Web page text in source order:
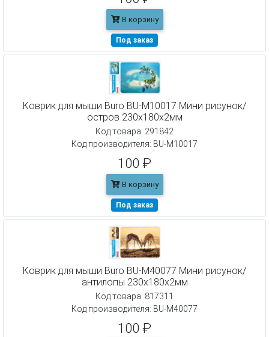
В корзину
Под заказ
Коврик для мыши Buro BU-M10017 Мини рисунок/
остров 230x180x2мм
Код товара: 291842
Код производителя: BU-M10017
100 ₽
В корзину
Под заказ
Коврик для мыши Buro BU-M40077 Мини рисунок/
антилопы 230x180x2мм
Код товара: 817311
Код производителя: BU-M40077
100 ₽